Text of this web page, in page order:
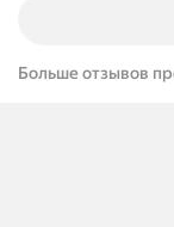
Больше отзывов